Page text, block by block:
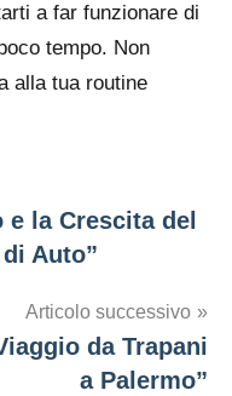
a far funzionare di
tempo. Non
alla tua routine
e la Crescita del
Auto”
Articolo successivo
da Trapani
a Palermo”